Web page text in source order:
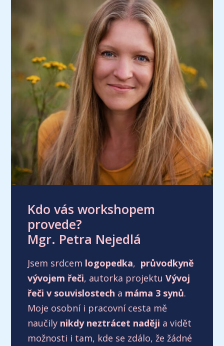
Kdo vás workshopem
provede?
Mgr. Petra Nejedlá
Jsem srdcem logopedka, průvodkyně
vývojem řeči, autorka projektu Vývoj
řeči v souvislostech a máma 3 synů.
Moje osobní i pracovní cesta mě
naučily nikdy neztrácet naději a vidět
možnosti i tam, kde se zdálo, že žádné